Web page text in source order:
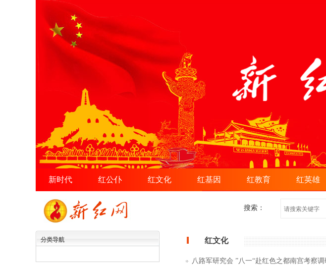
新时代 红公仆 红文化 红基因 红教育 红英雄
搜索：
分类导航 红文化
八路军研究会 ”八一“赴红色之都南宫考察调